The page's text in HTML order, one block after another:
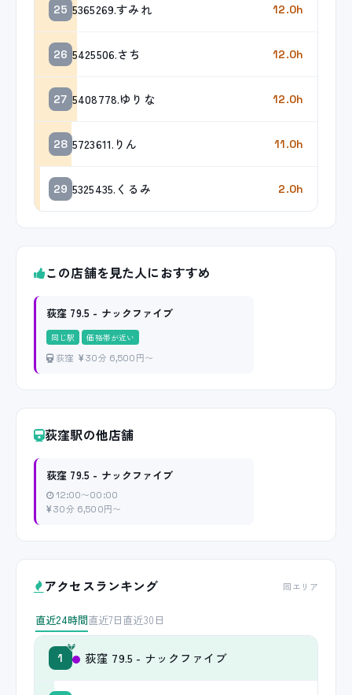
25 5365269.すみれ 12.0h
26 5425506.さち 12.0h
27 5408778.ゆりな 12.0h
28 5723611.りん 11.0h
29 5325435.くるみ 2.0h
この店舗を見た人におすすめ
荻窪 79.5 - ナックファイブ
同じ駅 価格帯が近い
荻窪 30分 6,500円〜
荻窪駅の他店舗
荻窪 79.5 - ナックファイブ
12:00〜00:00
30分 6,500円〜
アクセスランキング 同エリア
直近24時間直近7日直近30日
1 荻窪 79.5 - ナックファイブ